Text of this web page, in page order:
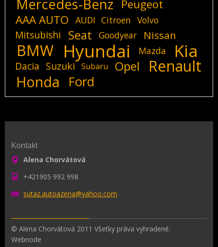
Mercedes-Benz
Peugeot
AAA AUTO
AUDI Citroen Volvo
Mitsubishi Seat Goodyear Nissan
BMW Hyundai Mazda Kia
Dacia Suzuki Subaru Opel Renault
Honda Ford
Kontakt
Alena Chorvátová
+421905 992 998
sutaz.autoazena@yahoo.com
© Alena Chorvátová 2011 Všetky práva vyhradené.
Webnode